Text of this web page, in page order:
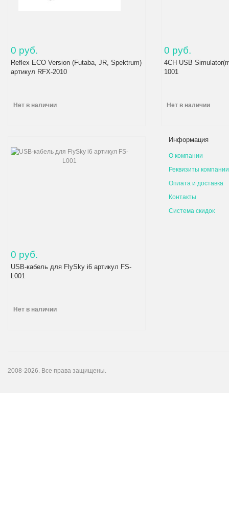
0 руб.
Reflex ECO Version (Futaba, JR, Spektrum)
артикул RFX-2010
Нет в наличии
0 руб.
4CH USB
1001
Нет в наличии
0 руб.
USB-кабель для FlySky i6 артикул FS-
L001
Нет в наличии
Информация
О компании
Реквизиты компании
Оплата и доставка
Контакты
Система скидок
2008-2026. Все права защищены.